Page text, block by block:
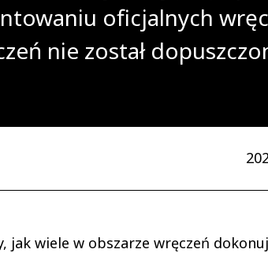
oficjalnych
nie został
jak wiele w obszarze wręczeń